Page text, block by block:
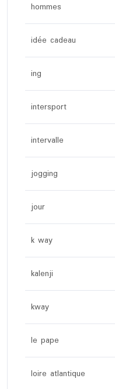
hommes
idée cadeau
ing
intersport
intervalle
jogging
jour
k way
kalenji
kway
le pape
loire atlantique